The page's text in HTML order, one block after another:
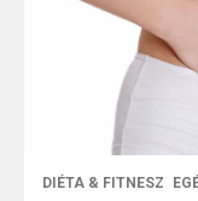
DIÉTA & FITNESZ